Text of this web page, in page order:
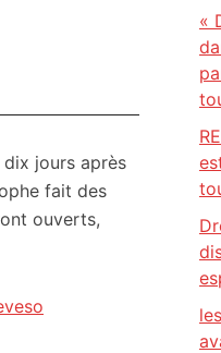
jours après
fait des
ouverts,
«